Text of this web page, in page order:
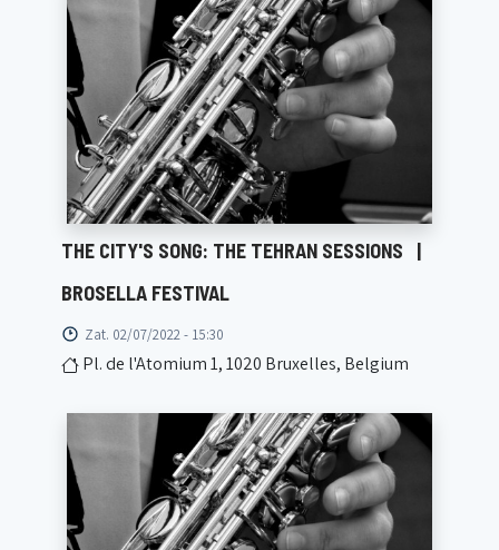
THE CITY'S SONG: THE TEHRAN SESSIONS
|
BROSELLA FESTIVAL
Zat. 02/07/2022 - 15:30
Pl. de l'Atomium 1, 1020 Bruxelles, Belgium